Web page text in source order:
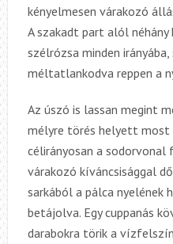
kényelmesen várakozó
A szakadt part alól néhány
szélrózsa minden irányába,
méltatlankodva reppen a
Az úszó is lassan megint
mélyre törés helyett
célirányosan a sodorvonal
várakozó kíváncsisággal
sarkából a pálca nyelének
betájolva. Egy cuppanás
darabokra törik a